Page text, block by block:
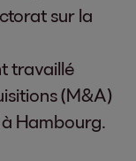
sur la
travaillé
(M&A)
Hambourg.